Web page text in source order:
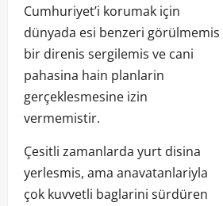
Cumhuriyet’i korumak için
dünyada esi benzeri görülmemis
bir direnis sergilemis ve cani
pahasina hain planlarin
gerçeklesmesine izin
vermemistir.
Çesitli zamanlarda yurt disina
yerlesmis, ama anavatanlariyla
çok kuvvetli baglarini sürdüren